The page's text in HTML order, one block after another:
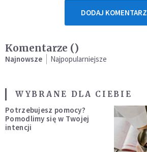
DODAJ KOMENTARZ
Komentarze ()
Najnowsze Najpopularniejsze
WYBRANE DLA CIEBIE
Potrzebujesz pomocy?
Pomodlimy się w Twojej
intencji